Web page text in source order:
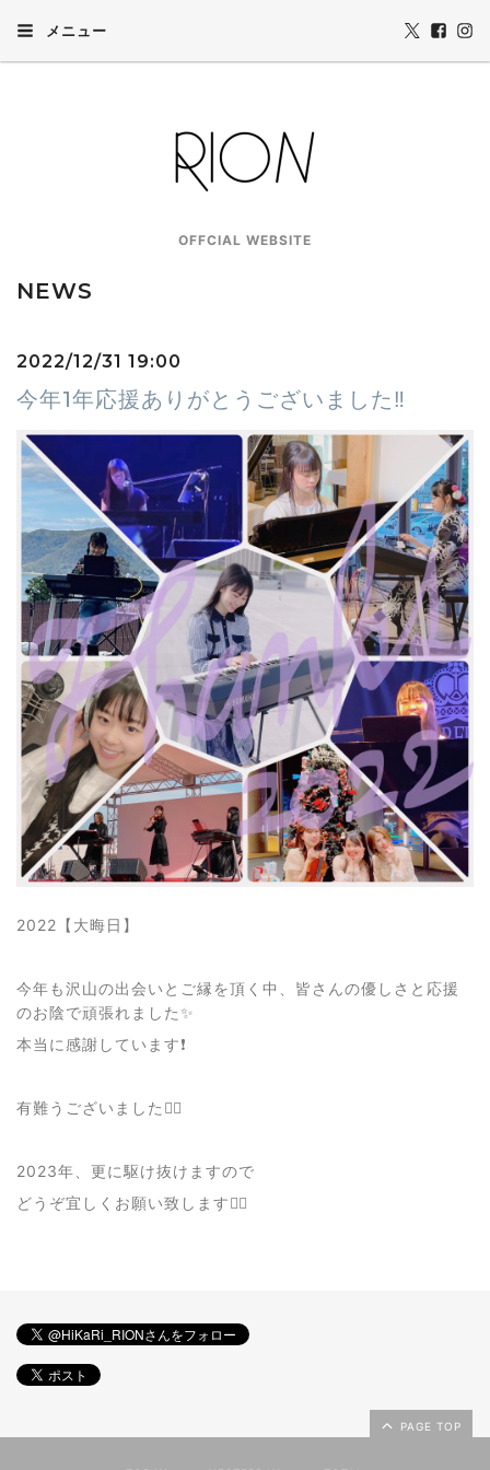
メニュー
OFFCIAL WEBSITE
NEWS
2022/12/31 19:00
今年1年応援ありがとうございました‼️
2022【大晦日】
今年も沢山の出会いとご縁を頂く中、皆さんの優しさと応援
のお陰で頑張れました✨
本当に感謝しています❗️
有難うございました🙇‍♀️
2023年、更に駆け抜けますので
どうぞ宜しくお願い致します🙇‍♀️
PAGE TOP